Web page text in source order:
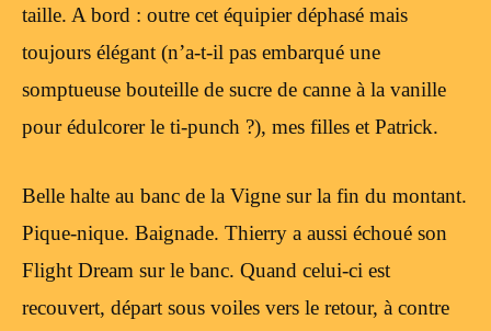
taille. A bord : outre cet équipier déphasé mais
toujours élégant (n’a-t-il pas embarqué une
somptueuse bouteille de sucre de canne à la vanille
pour édulcorer le ti-punch ?), mes filles et Patrick.
Belle halte au banc de la Vigne sur la fin du montant.
Pique-nique. Baignade. Thierry a aussi échoué son
Flight Dream sur le banc. Quand celui-ci est
recouvert, départ sous voiles vers le retour, à contre